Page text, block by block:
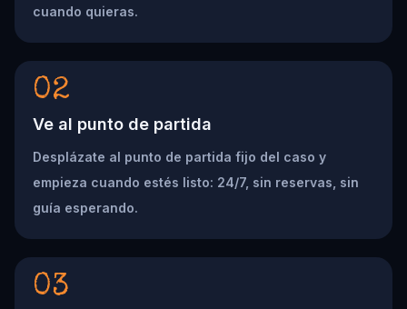
cuando quieras.
02
Ve al punto de partida
Desplázate al punto de partida fijo del caso y
empieza cuando estés listo: 24/7, sin reservas, sin
guía esperando.
03